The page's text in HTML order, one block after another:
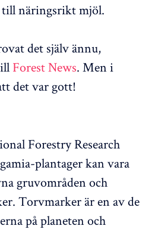
näringsrikt mjöl.
det själv ännu,
Forest News. Men i
det var gott!
Forestry Research
plantager kan vara
gruvområden och
Torvmarker är en av de
på planeten och